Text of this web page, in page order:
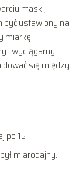
maski,
być ustawiony na
miarkę,
i wyciągamy,
się między
po 15
miarodajny.